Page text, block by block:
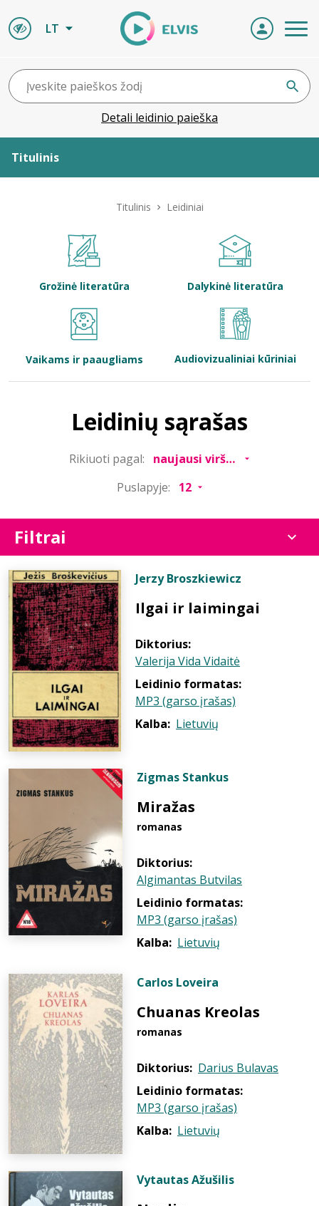
LT
Detali leidinio paieška
Titulinis
Bibliotekoms
Titulinis Leidiniai
Grožinė literatūra Dalykinė literatūra
Vaikams ir paaugliams Audiovizualiniai kūriniai
Leidinių sąrašas
Rikiuoti pagal:
Puslapyje:
Filtrai
Jerzy Broszkiewicz
Ilgai ir laimingai
Diktorius:
Valerija Vida Vidaitė
Leidinio formatas:
MP3 (garso įrašas)
Kalba: Lietuvių
Zigmas Stankus
Miražas
romanas
Diktorius:
Algimantas Butvilas
Leidinio formatas:
MP3 (garso įrašas)
Kalba: Lietuvių
Carlos Loveira
Chuanas Kreolas
romanas
Diktorius: Darius Bulavas
Leidinio formatas:
MP3 (garso įrašas)
Kalba: Lietuvių
Vytautas Ažušilis